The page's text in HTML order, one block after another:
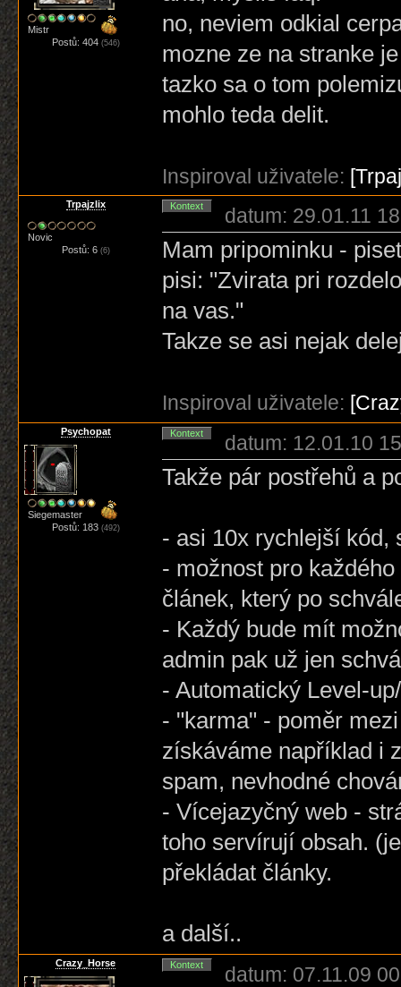
Mistr
Postů: 404 (546)
no, neviem odkial
mozne ze na stranke
tazko sa o tom
mohlo teda delit.
Inspiroval uživatele:
Trpajzlix
Novic
Postů: 6 (6)
Kontext datum: 29.01.11
Mam pripominku -
pisi: "Zvirata pri
na vas."
Takze se asi nejak
Inspiroval uživatele:
Psychopat
Siegemaster
Postů: 183 (492)
Kontext datum: 12.01.10
Takže pár postřehů a
- asi 10x rychlejší kód,
- možnost pro
článek, který po
- Každý bude mít
admin pak už jen
- Automatický Level-
- "karma" - poměr
získáváme například i
spam, nevhodné
- Vícejazyčný web -
toho servírují obsah.
překládat články.
a další..
Crazy_Horse Kontext datum: 07.11.09